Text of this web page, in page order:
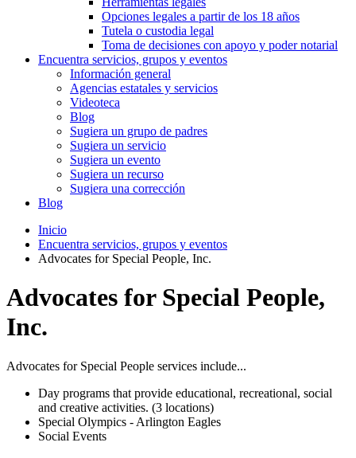
Opciones legales a partir de los 18 años
Tutela o custodia legal
Toma de decisiones con apoyo y poder notarial
Encuentra servicios, grupos y eventos
Información general
Agencias estatales y servicios
Videoteca
Blog
Sugiera un grupo de padres
Sugiera un servicio
Sugiera un evento
Sugiera un recurso
Sugiera una corrección
Blog
Inicio
Encuentra servicios, grupos y eventos
Advocates for Special People, Inc.
Advocates for Special People,
Inc.
Advocates for Special People services include...
Day programs that provide educational, recreational, social
and creative activities. (3 locations)
Special Olympics - Arlington Eagles
Social Events